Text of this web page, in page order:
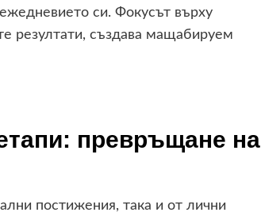
си. Фокусът върху
резултати, създава мащабируем
превръщане на
постижения, така и от лични